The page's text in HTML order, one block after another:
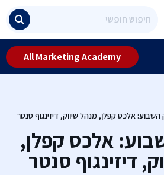
All Marketing Academy
השבוע: אלכס קפלן, מנהל שיווק, דיזינגוף סנטר
אלכס קפלן,
דיזינגוף סנטר